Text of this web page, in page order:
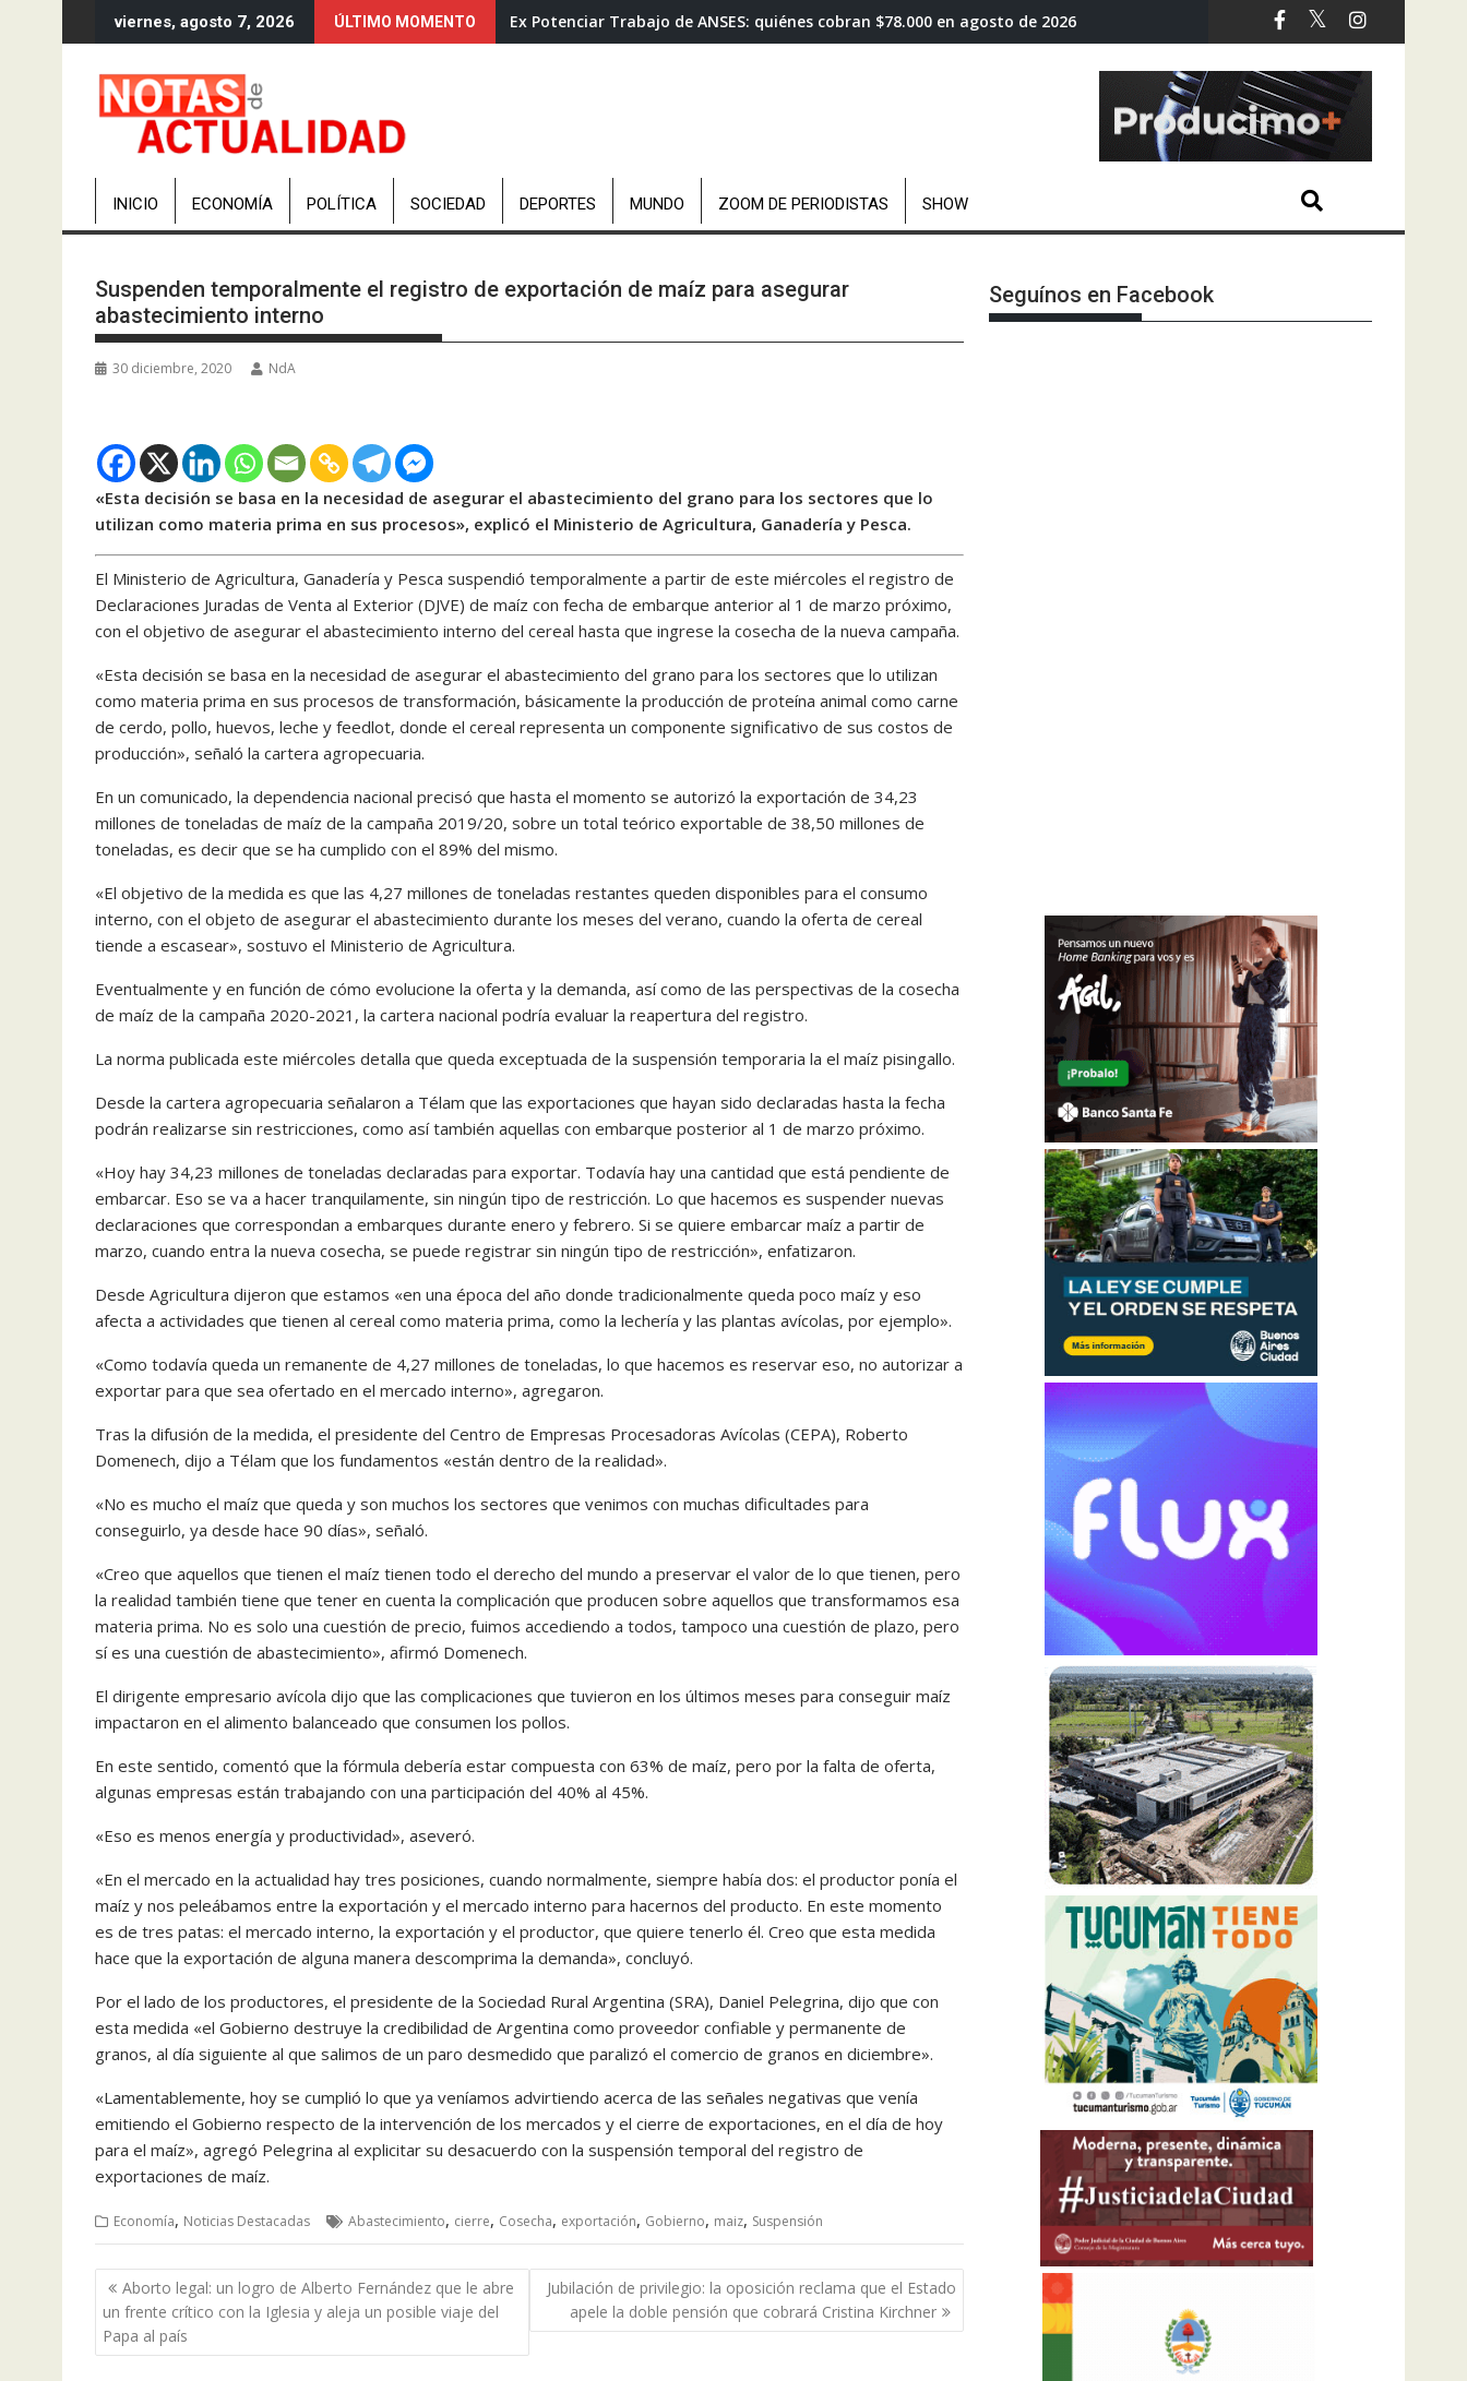
al
viernes, agosto 7, 2026 ÚLTIMO MOMENTO Ex Potenciar Trabajo de ANSES: quiénes cobran $78.000 en agosto de 2026
INICIO ECONOMÍA POLÍTICA SOCIEDAD DEPORTES MUNDO ZOOM DE PERIODISTAS SHOW
Suspenden temporalmente el registro de exportación de maíz para asegurar
abastecimiento interno
30 diciembre, 2020 NdA
«Esta decisión se basa en la necesidad de asegurar el abastecimiento del grano para los sectores que lo
utilizan como materia prima en sus procesos», explicó el Ministerio de Agricultura, Ganadería y Pesca.
El Ministerio de Agricultura, Ganadería y Pesca suspendió temporalmente a partir de este miércoles el registro de
Declaraciones Juradas de Venta al Exterior (DJVE) de maíz con fecha de embarque anterior al 1 de marzo próximo,
con el objetivo de asegurar el abastecimiento interno del cereal hasta que ingrese la cosecha de la nueva campaña.
«Esta decisión se basa en la necesidad de asegurar el abastecimiento del grano para los sectores que lo utilizan
como materia prima en sus procesos de transformación, básicamente la producción de proteína animal como carne
de cerdo, pollo, huevos, leche y feedlot, donde el cereal representa un componente significativo de sus costos de
producción», señaló la cartera agropecuaria.
En un comunicado, la dependencia nacional precisó que hasta el momento se autorizó la exportación de 34,23
millones de toneladas de maíz de la campaña 2019/20, sobre un total teórico exportable de 38,50 millones de
toneladas, es decir que se ha cumplido con el 89% del mismo.
«El objetivo de la medida es que las 4,27 millones de toneladas restantes queden disponibles para el consumo
interno, con el objeto de asegurar el abastecimiento durante los meses del verano, cuando la oferta de cereal
tiende a escasear», sostuvo el Ministerio de Agricultura.
Eventualmente y en función de cómo evolucione la oferta y la demanda, así como de las perspectivas de la cosecha
de maíz de la campaña 2020-2021, la cartera nacional podría evaluar la reapertura del registro.
La norma publicada este miércoles detalla que queda exceptuada de la suspensión temporaria la el maíz pisingallo.
Desde la cartera agropecuaria señalaron a Télam que las exportaciones que hayan sido declaradas hasta la fecha
podrán realizarse sin restricciones, como así también aquellas con embarque posterior al 1 de marzo próximo.
«Hoy hay 34,23 millones de toneladas declaradas para exportar. Todavía hay una cantidad que está pendiente de
embarcar. Eso se va a hacer tranquilamente, sin ningún tipo de restricción. Lo que hacemos es suspender nuevas
declaraciones que correspondan a embarques durante enero y febrero. Si se quiere embarcar maíz a partir de
marzo, cuando entra la nueva cosecha, se puede registrar sin ningún tipo de restricción», enfatizaron.
Desde Agricultura dijeron que estamos «en una época del año donde tradicionalmente queda poco maíz y eso
afecta a actividades que tienen al cereal como materia prima, como la lechería y las plantas avícolas, por ejemplo».
«Como todavía queda un remanente de 4,27 millones de toneladas, lo que hacemos es reservar eso, no autorizar a
exportar para que sea ofertado en el mercado interno», agregaron.
Tras la difusión de la medida, el presidente del Centro de Empresas Procesadoras Avícolas (CEPA), Roberto
Domenech, dijo a Télam que los fundamentos «están dentro de la realidad».
«No es mucho el maíz que queda y son muchos los sectores que venimos con muchas dificultades para
conseguirlo, ya desde hace 90 días», señaló.
«Creo que aquellos que tienen el maíz tienen todo el derecho del mundo a preservar el valor de lo que tienen, pero
la realidad también tiene que tener en cuenta la complicación que producen sobre aquellos que transformamos esa
materia prima. No es solo una cuestión de precio, fuimos accediendo a todos, tampoco una cuestión de plazo, pero
sí es una cuestión de abastecimiento», afirmó Domenech.
El dirigente empresario avícola dijo que las complicaciones que tuvieron en los últimos meses para conseguir maíz
impactaron en el alimento balanceado que consumen los pollos.
En este sentido, comentó que la fórmula debería estar compuesta con 63% de maíz, pero por la falta de oferta,
algunas empresas están trabajando con una participación del 40% al 45%.
«Eso es menos energía y productividad», aseveró.
«En el mercado en la actualidad hay tres posiciones, cuando normalmente, siempre había dos: el productor ponía el
maíz y nos peleábamos entre la exportación y el mercado interno para hacernos del producto. En este momento
es de tres patas: el mercado interno, la exportación y el productor, que quiere tenerlo él. Creo que esta medida
hace que la exportación de alguna manera descomprima la demanda», concluyó.
Por el lado de los productores, el presidente de la Sociedad Rural Argentina (SRA), Daniel Pelegrina, dijo que con
esta medida «el Gobierno destruye la credibilidad de Argentina como proveedor confiable y permanente de
granos, al día siguiente al que salimos de un paro desmedido que paralizó el comercio de granos en diciembre».
«Lamentablemente, hoy se cumplió lo que ya veníamos advirtiendo acerca de las señales negativas que venía
emitiendo el Gobierno respecto de la intervención de los mercados y el cierre de exportaciones, en el día de hoy
para el maíz», agregó Pelegrina al explicitar su desacuerdo con la suspensión temporal del registro de
exportaciones de maíz.
Economía, Noticias Destacadas Abastecimiento, cierre, Cosecha, exportación, Gobierno, maiz, Suspensión
Navegación
de
entradas
Aborto legal: un logro de Alberto Fernández que le abre
un frente crítico con la Iglesia y aleja un posible viaje del
Papa al país
Jubilación de privilegio: la oposición reclama que el Estado
apele la doble pensión que cobrará Cristina Kirchner
Seguínos en Facebook